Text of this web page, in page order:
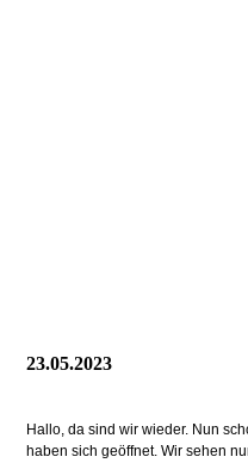
23.05.2023
Hallo, da sind wir wieder. Nun
haben sich geöffnet. Wir sehen